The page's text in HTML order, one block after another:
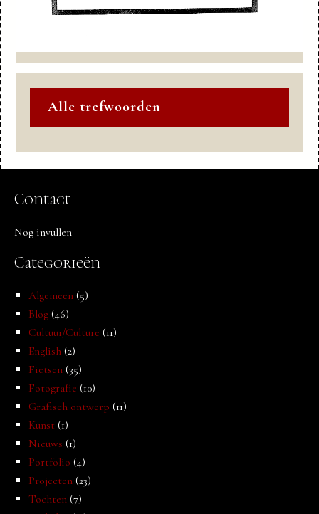
Alle trefwoorden
Contact
Nog invullen
Categorieën
Algemeen (5)
Blog (46)
Cultuur/Culture (11)
English (2)
Fietsen (35)
Fotografie (10)
Grafisch ontwerp (11)
Kunst (1)
Nieuws (1)
Portfolio (4)
Projecten (23)
Tochten (7)